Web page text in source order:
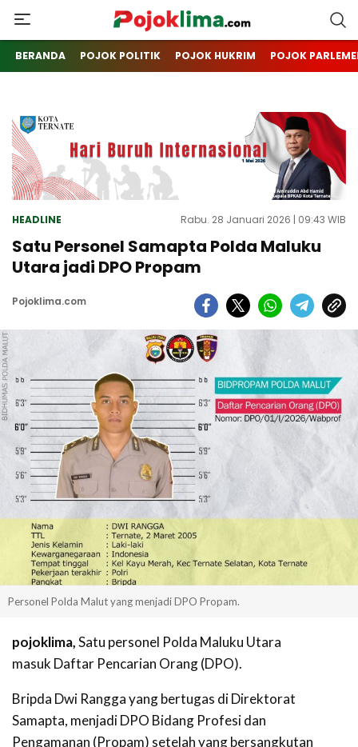
pojoklima.com
Mojokin
BERANDA POJOK POLITIK POJOK HUKRIM POJOK
HEADLINE Rabu. 28 Januari 2026 | 09:43 WIB
Satu Personel Samapta Polda Maluku
Utara jadi DPO Propam
Pojoklima.com
Personel Polda Malut yang menjadi DPO Propam.
pojoklima,Satu personel Polda Maluku Utara
masuk Daftar Pencarian Orang (DPO).
Bripda Dwi Rangga yang bertugas di Direktorat
Samapta, menjadi DPO Bidang Profesi dan
Pengamanan (Propam) setelah yang bersangkutan